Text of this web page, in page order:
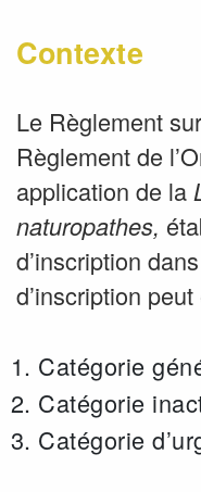
Contexte
Le Règlement
Règlement de
application de la
naturopathes,
d’inscription
d’inscription
Catégorie
Catégorie
Catégorie